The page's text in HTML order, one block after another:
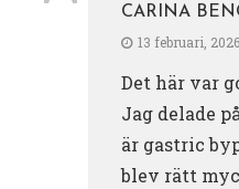
CARINA
13 februari,
Det här var
Jag delade
är gastric
blev rätt